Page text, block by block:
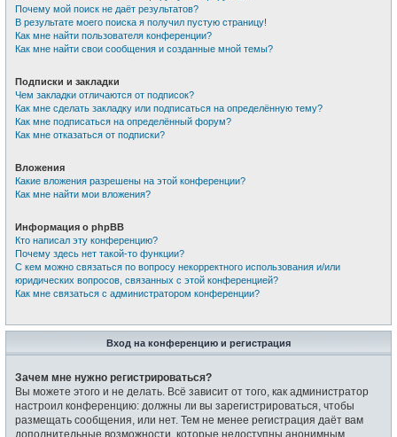
Почему мой поиск не даёт результатов?
В результате моего поиска я получил пустую страницу!
Как мне найти пользователя конференции?
Как мне найти свои сообщения и созданные мной темы?
Подписки и закладки
Чем закладки отличаются от подписок?
Как мне сделать закладку или подписаться на определённую тему?
Как мне подписаться на определённый форум?
Как мне отказаться от подписки?
Вложения
Какие вложения разрешены на этой конференции?
Как мне найти мои вложения?
Информация о phpBB
Кто написал эту конференцию?
Почему здесь нет такой-то функции?
С кем можно связаться по вопросу некорректного использования и/или
юридических вопросов, связанных с этой конференцией?
Как мне связаться с администратором конференции?
Вход на конференцию и регистрация
Зачем мне нужно регистрироваться?
Вы можете этого и не делать. Всё зависит от того, как администратор
настроил конференцию: должны ли вы зарегистрироваться, чтобы
размещать сообщения, или нет. Тем не менее регистрация даёт вам
дополнительные возможности, которые недоступны анонимным